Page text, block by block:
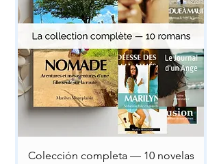
Colección completa — 10 novelas